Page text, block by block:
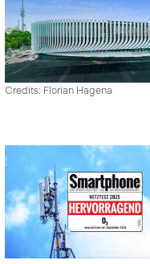
Credits: Florian Hagena